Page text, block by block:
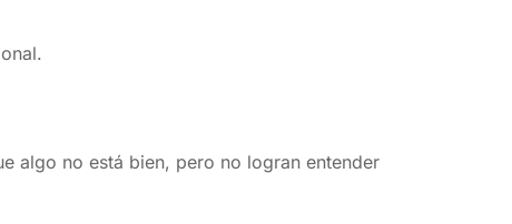
algo no está bien, pero no logran entender